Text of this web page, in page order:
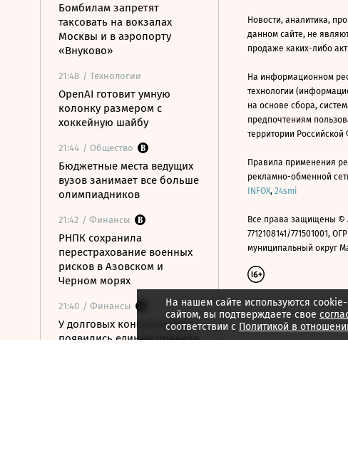
Бомбилам запретят
таксовать на вокзалах
Москвы и в аэропорту
«Внуково»
21:48 / Технологии
OpenAI готовит умную
колонку размером с
хоккейную шайбу
21:44 / Общество
Бюджетные места ведущих
вузов занимает все больше
олимпиадников
21:42 / Финансы
РНПК сохранила
перестрахование военных
рисков в Азовском и
Черном морях
21:40 / Финансы
У долговых консультантов
появились единые правила
На нашем сайте используются
сайтом, вы подтверждаете свое
соответствии с Политикой в
Новости, аналитика,
данном сайте, не
продаже каких-либо
На информационном
технологии
на основе сбора,
предпочтениям
территории
Правила применения
рекламно-обменной
INFOX, 24smi
Все права защищены ©
7712108141/771501001,
муниципальный округ